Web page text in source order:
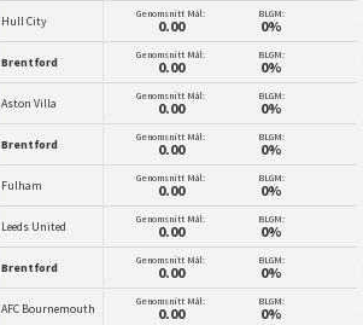
Hull City Genomsnitt Mål:
0.00
BLGM:
0%
Brentford Genomsnitt Mål:
0.00
BLGM:
0%
Aston Villa Genomsnitt Mål:
0.00
BLGM:
0%
Brentford Genomsnitt Mål:
0.00
BLGM:
0%
Fulham Genomsnitt Mål:
0.00
BLGM:
0%
Leeds United Genomsnitt Mål:
0.00
BLGM:
0%
Brentford Genomsnitt Mål:
0.00
BLGM:
0%
AFC Bournemouth Genomsnitt Mål:
0.00
BLGM:
0%